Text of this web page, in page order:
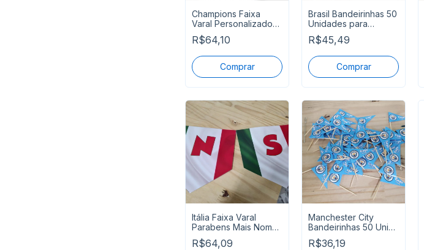
Champions Faixa
Varal Personalizado
Pronta Entrega
R$64,10
Brasil Bandeirinhas 50
Unidades para
Docinhos e
Salgadinhos
R$45,49
Itália Faixa Varal
Parabens Mais Nome
Pronta Entrega
R$64,09
Manchester City
Bandeirinhas 50 Unid
Personalizada
R$36,19